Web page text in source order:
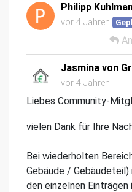
Philipp
vor 4 Jahren
Jasmina von
vor 4 Jahren
Liebes Community-
vielen Dank für Ihre
Bei wiederholten
Gebäude /
den einzelnen Einträgen